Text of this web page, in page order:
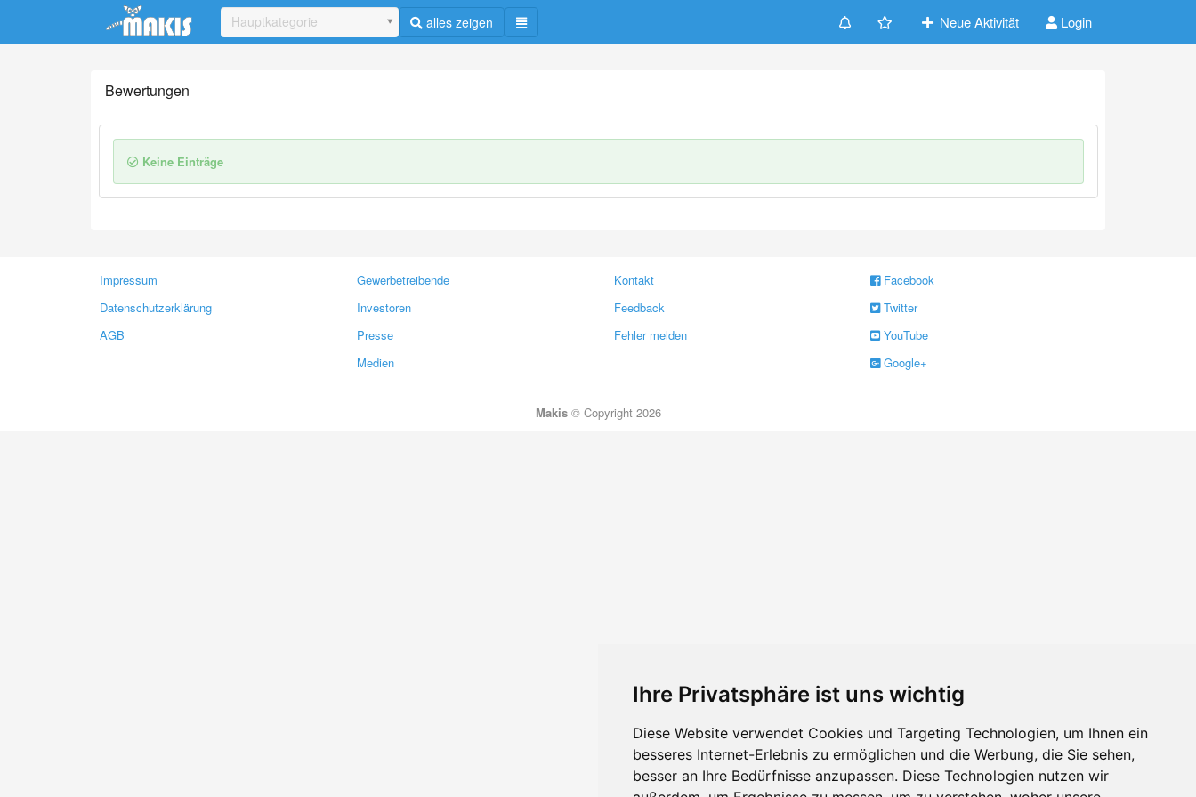
Ihre Privatsphäre ist uns wichtig
Diese Website verwendet Cookies und Targeting Technologien, um Ihnen ein
besseres Internet-Erlebnis zu ermöglichen und die Werbung, die Sie sehen,
besser an Ihre Bedürfnisse anzupassen. Diese Technologien nutzen wir
Update cookies preferences
Hauptkategorie alles zeigen Neue Aktivität Login
Bewertungen
Keine Einträge
Impressum
Datenschutzerklärung
AGB
Gewerbetreibende
Investoren
Presse
Medien
Kontakt
Feedback
Fehler melden
Facebook
Twitter
YouTube
Google+
Makis© Copyright 2026